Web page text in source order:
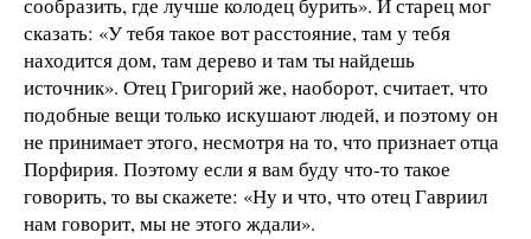
сообразить, где лучше колодец бурить». И старец мог
сказать: «У тебя такое вот расстояние, там у тебя
находится дом, там дерево и там ты найдешь
источник». Отец Григорий же, наоборот, считает, что
подобные вещи только искушают людей, и поэтому он
не принимает этого, несмотря на то, что признает отца
Порфирия. Поэтому если я вам буду что-то такое
говорить, то вы скажете: «Ну и что, что отец Гавриил
нам говорит, мы не этого ждали».